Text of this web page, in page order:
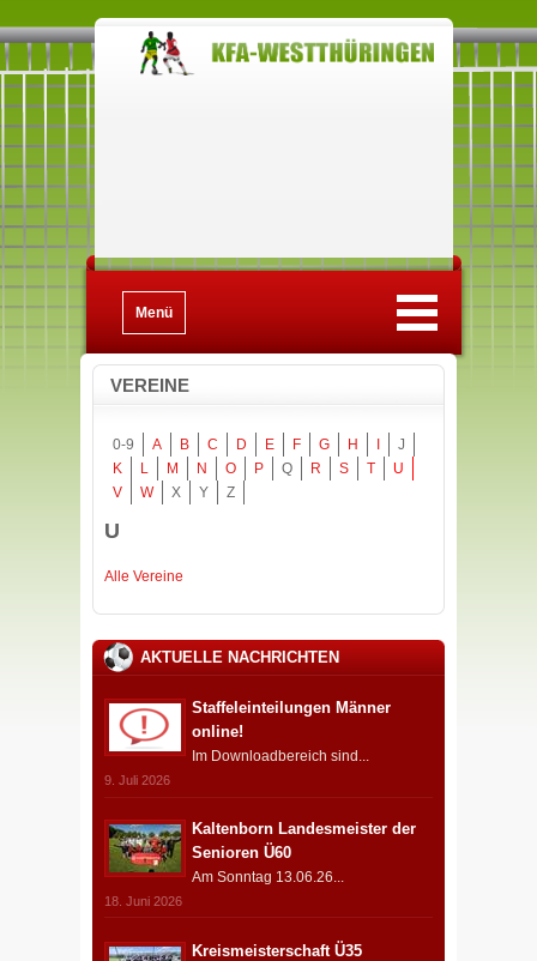
Menü
VEREINE
0-9 A B C D E F G H
J
K
L M N O P Q R S T
U
V
W X Y Z
U
Alle Vereine
AKTUELLE NACHRICHTEN
Staffeleinteilungen Männer
online!
Im Downloadbereich sind...
9. Juli 2026
Kaltenborn Landesmeister der
Senioren Ü60
Am Sonntag 13.06.26...
18. Juni 2026
Kreismeisterschaft Ü35